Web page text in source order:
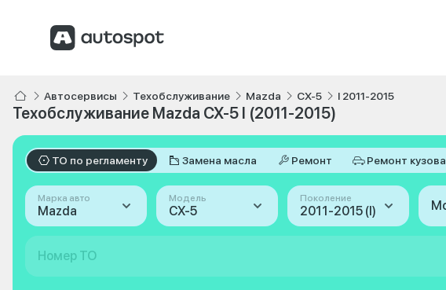
Автосервисы Техобслуживание Mazda CX-5 I 2011-2015
Техобслуживание Mazda CX-5 I (2011-2015)
ТО по регламенту Замена масла Ремонт Ремонт кузова
Марка авто
Mazda
Модель
CX-5
Поколение
2011-2015 (I)
Номер ТО